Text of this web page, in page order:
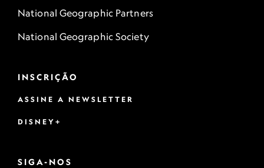
National Geographic Partners
National Geographic Society
INSCRIÇÃO
ASSINE A NEWSLETTER
DISNEY+
SIGA-NOS